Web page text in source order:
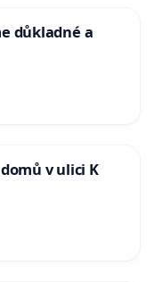
důkladné a
v ulici K